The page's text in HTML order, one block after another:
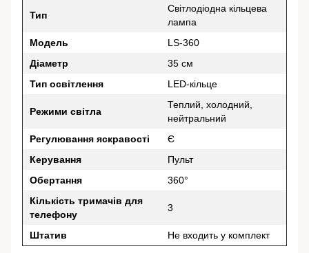
Тип
Світлодіодна кільцева
лампа
Модель
LS-360
Діаметр
35 см
Тип освітлення
LED-кільце
Режими світла
Теплий, холодний,
нейтральний
Регулювання яскравості
Є
Керування
Пульт
Обертання
360°
Кількість тримачів для
телефону
3
Штатив Не входить у комплект